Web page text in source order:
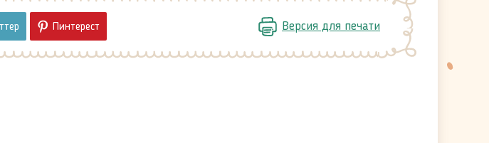
Пинтерест Версия для печати